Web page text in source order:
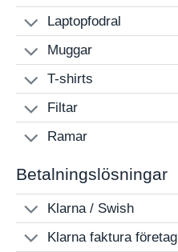
Laptopfodral
Muggar
T-shirts
Filtar
Ramar
Betalningslösningar
Klarna / Swish
Klarna faktura företag